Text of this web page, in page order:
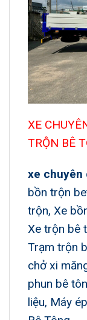
XE
TRỘN BÊ
xe chuyên
bồn trộn
trộn, Xe
Xe trộn bê
Trạm trộn
chở xi
phun bê
liệu, Máy